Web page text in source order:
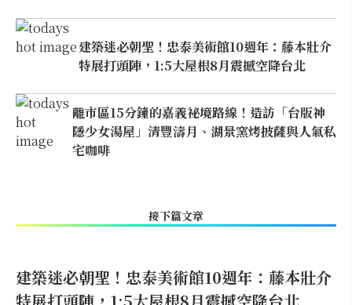
建築迷必朝聖！忠泰美術館10週年：藤本壯介
特展打頭陣，1:5大屋根8月震撼空降台北
離市區15分鐘的嘉義祕境路線！造訪「台版神
隱少女湯屋」清豐濤月、湖景窯烤披薩與人氣私
宅咖啡
接下篇文章
建築迷必朝聖！忠泰美術館10週年：藤本壯介